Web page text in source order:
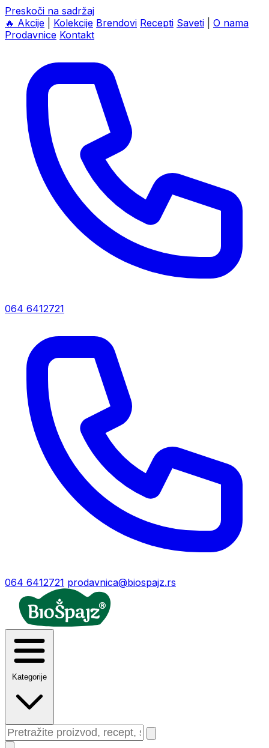
Preskoči na sadržaj
🔥 Akcije Kolekcije Brendovi Recepti Saveti
O nama
Prodavnice Kontakt
064 6412721
064 6412721 prodavnica@biospajz.rs
Kategorije